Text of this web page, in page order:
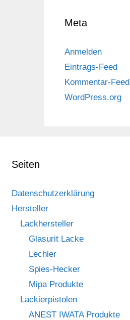
Meta
Anmelden
Eintrags-Feed
Kommentar-Feed
WordPress.org
Seiten
Datenschutzerklärung
Hersteller
Lackhersteller
Glasurit Lacke
Lechler
Spies-Hecker
Mipa Produkte
Lackierpistolen
ANEST IWATA Produkte